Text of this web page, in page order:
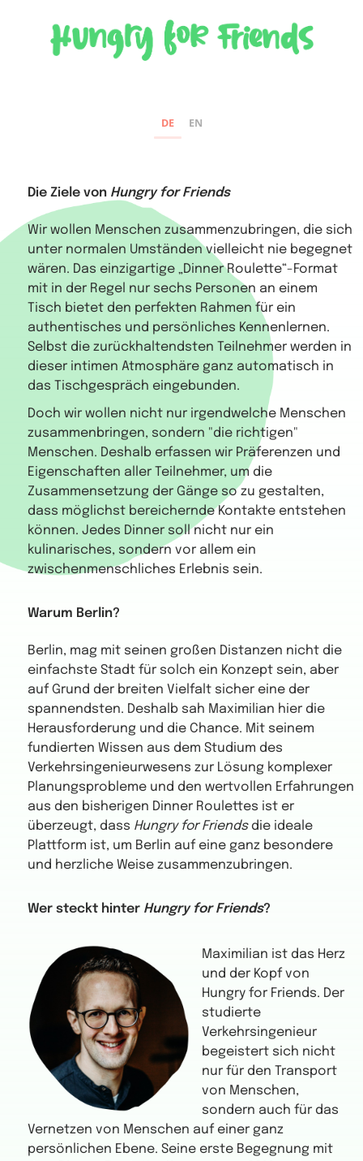
DE EN
Die Ziele von Hungry for Friends
Wir wollen Menschen zusammenzubringen, die sich
unter normalen Umständen vielleicht nie begegnet
wären. Das einzigartige „Dinner Roulette“-Format
mit in der Regel nur sechs Personen an einem
Tisch bietet den perfekten Rahmen für ein
authentisches und persönliches Kennenlernen.
Selbst die zurückhaltendsten Teilnehmer werden in
dieser intimen Atmosphäre ganz automatisch in
das Tischgespräch eingebunden.
Doch wir wollen nicht nur irgendwelche Menschen
zusammenbringen, sondern "die richtigen"
Menschen. Deshalb erfassen wir Präferenzen und
Eigenschaften aller Teilnehmer, um die
Zusammensetzung der Gänge so zu gestalten,
dass möglichst bereichernde Kontakte entstehen
können. Jedes Dinner soll nicht nur ein
kulinarisches, sondern vor allem ein
zwischenmenschliches Erlebnis sein.
Warum Berlin?
Berlin, mag mit seinen großen Distanzen nicht die
einfachste Stadt für solch ein Konzept sein, aber
auf Grund der breiten Vielfalt sicher eine der
spannendsten. Deshalb sah Maximilian hier die
Herausforderung und die Chance. Mit seinem
fundierten Wissen aus dem Studium des
Verkehrsingenieurwesens zur Lösung komplexer
Planungsprobleme und den wertvollen Erfahrungen
aus den bisherigen Dinner Roulettes ist er
überzeugt, dass Hungry for Friendsdie ideale
Plattform ist, um Berlin auf eine ganz besondere
und herzliche Weise zusammenzubringen.
Wer steckt hinter Hungry for Friends?
Maximilian ist das Herz
und der Kopf von
Hungry for Friends. Der
studierte
Verkehrsingenieur
begeistert sich nicht
nur für den Transport
von Menschen,
sondern auch für das
Vernetzen von Menschen auf einer ganz
persönlichen Ebene. Seine erste Begegnung mit